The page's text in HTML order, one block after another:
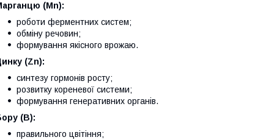
(Mn):
роботи ферментних систем;
обміну речовин;
формування якісного врожаю.
(Zn):
синтезу гормонів росту;
розвитку кореневої системи;
формування генеративних органів.
(B):
правильного цвітіння;